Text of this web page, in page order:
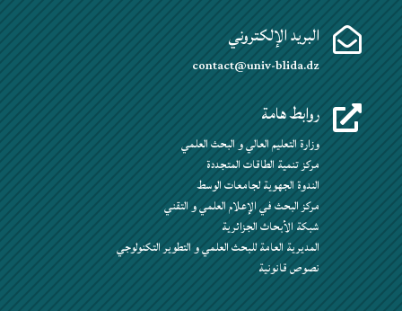
 البريد الإلكتروني
contact@univ-blida.dz
 روابط هامة
وزارة التعليم العالي و البحث العلمي
مركز تنمية الطاقات المتجددة
الندوة الجهوية لجامعات الوسط
مركز البحث في الإعلام العلمي و التقني
شبكة الأبحاث الجزائرية
المديرية العامة للبحث العلمي و التطوير التكنولوجي
نصوص قانونية